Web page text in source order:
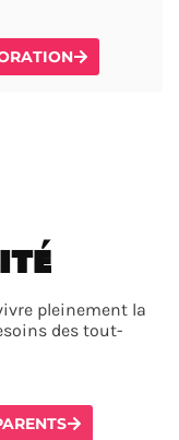
pleinement la
des tout-